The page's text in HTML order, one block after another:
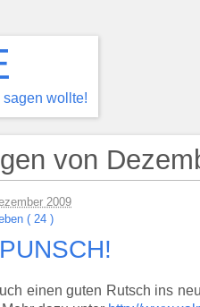
wollte!
von
2009
( 24 )
einen guten Rutsch ins